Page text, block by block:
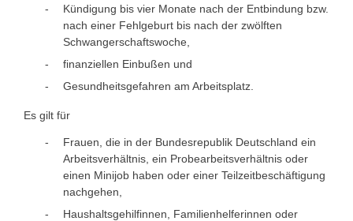
Kündigung bis vier Monate nach der Entbindung bzw.
nach einer Fehlgeburt bis nach der zwölften
Schwangerschaftswoche,
finanziellen Einbußen und
Gesundheitsgefahren am Arbeitsplatz.
Es gilt für
Frauen, die in der Bundesrepublik Deutschland ein
Arbeitsverhältnis, ein Probearbeitsverhältnis oder
einen Minijob haben oder einer Teilzeitbeschäftigung
nachgehen,
Haushaltsgehilfinnen, Familienhelferinnen oder